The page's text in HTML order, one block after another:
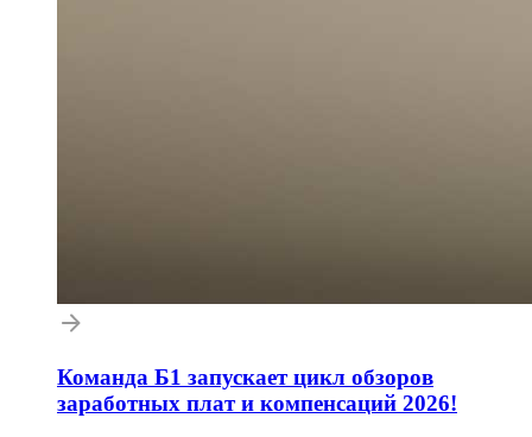
Команда Б1 запускает цикл обзоров
заработных плат и компенсаций 2026!